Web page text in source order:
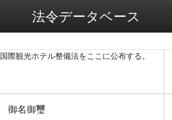
法令データベース
国際観光ホテル整備法をここに公布する。
御名御璽